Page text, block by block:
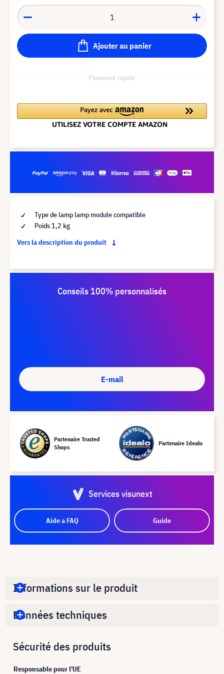
Ajouter au panier
Paiement rapide
Type de lamp lamp module compatible
Poids 1,2 kg
Vers la description du produit
Conseils 100% personnalisés
E-mail
Partenaire Trusted
Shops
Partenaire Idealo
Services visunext
Aide a FAQ Guide
Informations sur le produit
Données techniques
Sécurité des produits
Responsable pour l'UE